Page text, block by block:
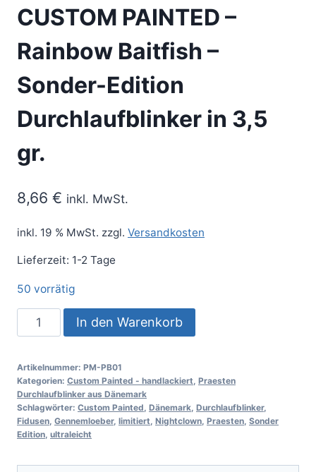
CUSTOM PAINTED –
Rainbow Baitfish –
Sonder-Edition
Durchlaufblinker in 3,5
gr.
8,66 € inkl. MwSt.
inkl. 19 % MwSt. zzgl. Versandkosten
Lieferzeit: 1-2 Tage
50 vorrätig
In den Warenkorb
Artikelnummer: PM-PB01
Kategorien: Custom Painted - handlackiert, Praesten
Durchlaufblinker aus Dänemark
Schlagwörter: Custom Painted, Dänemark, Durchlaufblinker,
Fidusen, Gennemloeber, limitiert, Nightclown, Praesten, Sonder
Edition, ultraleicht